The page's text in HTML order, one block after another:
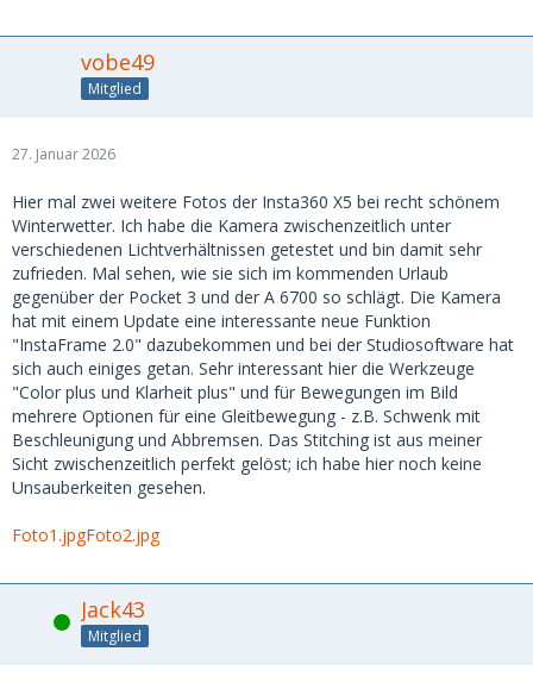
vobe49
Mitglied
27. Januar 2026
Hier mal zwei weitere Fotos der Insta360 X5 bei recht schönem
Winterwetter. Ich habe die Kamera zwischenzeitlich unter
verschiedenen Lichtverhältnissen getestet und bin damit sehr
zufrieden. Mal sehen, wie sie sich im kommenden Urlaub
gegenüber der Pocket 3 und der A 6700 so schlägt. Die Kamera
hat mit einem Update eine interessante neue Funktion
"InstaFrame 2.0" dazubekommen und bei der Studiosoftware hat
sich auch einiges getan. Sehr interessant hier die Werkzeuge
"Color plus und Klarheit plus" und für Bewegungen im Bild
mehrere Optionen für eine Gleitbewegung - z.B. Schwenk mit
Beschleunigung und Abbremsen. Das Stitching ist aus meiner
Sicht zwischenzeitlich perfekt gelöst; ich habe hier noch keine
Unsauberkeiten gesehen.
Foto1.jpgFoto2.jpg
Online Jack43
Mitglied